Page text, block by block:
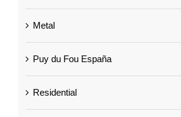
Metal
Puy du Fou España
Residential